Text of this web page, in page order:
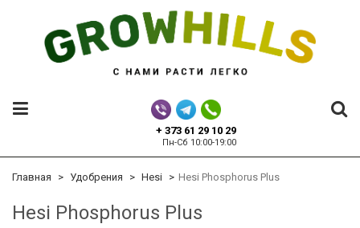
+ 373 61 29 10 29
Пн-Сб 10:00-19:00
Главная Удобрения Hesi Hesi Phosphorus Plus
Hesi Phosphorus Plus